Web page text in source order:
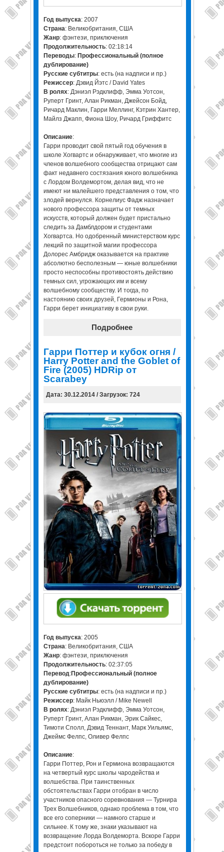
Год выпуска: 2007
Страна: Великобритания, США
Жанр: фэнтези, приключения
Продолжительность: 02:18:14
Переводы: Профессиональный (полное
дублирование)
Русские субтитры: есть (на надписи и пр.)
Режиссер: Дэвид Йэтс / David Yates
В ролях: Дэниэл Рэдклифф, Эмма Уотсон,
Руперт Гринт, Алан Рикман, Джейсон Бойд,
Ричард Маклин, Гарри Меллинг, Кэтрин Хантер,
Майлз Джапп, Фиона Шоу, Ричард Гриффитс
Описание:
Гарри проводит свой пятый год обучения в
школе Хогвартс и обнаруживает, что многие из
членов волшебного сообщества отрицают сам
факт недавнего состязания юного волшебника
с Лордом Волдемортом, делая вид, что не
имеют ни малейшего представления о том, что
злодей вернулся. Корнелиус Фадж назначает
нового профессора защиты от темных
искусств, который должен будет пристально
следить за Дамблдором и студентами
Хогвартса. Но одобренный министерством курс
лекций по защитной магии профессора
Долорес Амбридж оказывается на практике
абсолютно бесполезным — юные волшебники
просто неспособны противостоять действию
темных сил, угрожающих им и всему
волшебному сообществу. И тогда, по
настоянию своих друзей, Гермионы и Рона,
Гарри берет инициативу в свои руки.
Подробнее
Гарри Поттер и кубок огня /
Harry Potter and the Goblet of
Fire (2005) HDRip от
Scarabey
Дата: 30.12.2014 / Загрузок: 724
Год выпуска: 2005
Страна: Великобритания, США
Жанр: фэнтези, приключения
Продолжительность: 02:37:05
Перевод:Профессиональный (полное
дублирование)
Русские субтитры: есть (на надписи и пр.)
Режиссер: Майк Ньюэлл / Mike Newell
В ролях: Дэниэл Рэдклифф, Эмма Уотсон,
Руперт Гринт, Алан Рикман, Эрик Сайкес,
Тимоти Сполл, Дэвид Теннант, Марк Уильямс,
Джеймс Фелпс, Оливер Фелпс
Описание:
Гарри Поттер, Рон и Гермиона возвращаются
на четвертый курс школы чародейства и
волшебства. При таинственных
обстоятельствах Гарри отобран в число
участников опасного соревнования — Турнира
Трех Волшебников, однако проблема в том, что
все его соперники — намного старше и
сильнее. К тому же, знаки указывают на
возвращение Лорда Волдеморта. Вскоре Гарри
предстоит побороться не только за победу в